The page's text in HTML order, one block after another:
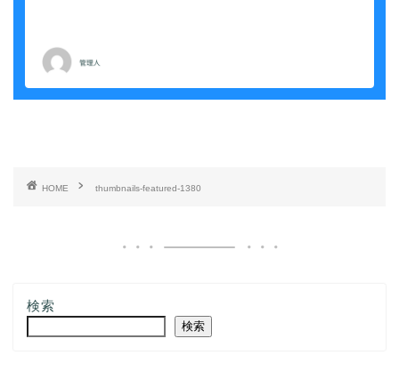
HOME thumbnails-featured-1380
検索
検索